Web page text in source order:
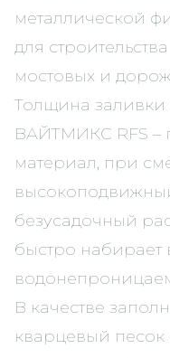
металлической
для
мостовых и
Толщина заливки
ВАЙТМИКС RFS –
материал, при
безусадочный
быстро набирает
В качестве
кварцевый песок